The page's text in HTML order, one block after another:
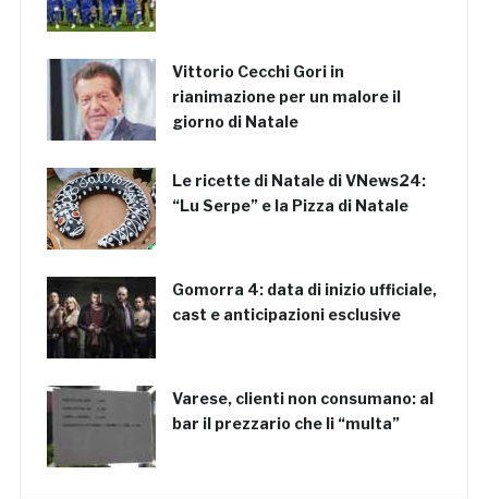
Vittorio Cecchi Gori in
rianimazione per un malore il
giorno di Natale
Le ricette di Natale di VNews24:
“Lu Serpe” e la Pizza di Natale
Gomorra 4: data di inizio ufficiale,
cast e anticipazioni esclusive
Varese, clienti non consumano: al
bar il prezzario che li “multa”